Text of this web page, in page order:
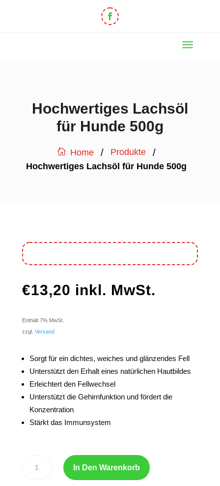
Hochwertiges Lachsöl
für Hunde 500g
Home / Produkte /
Hochwertiges Lachsöl für Hunde 500g
€13,20 inkl. MwSt.
Enthält 7% MwSt.
zzgl. Versand
Sorgt für ein dichtes, weiches und glänzendes Fell
Unterstützt den Erhalt eines natürlichen Hautbildes
Erleichtert den Fellwechsel
Unterstützt die Gehirnfunktion und fördert die
Konzentration
Stärkt das Immunsystem
In Den Warenkorb